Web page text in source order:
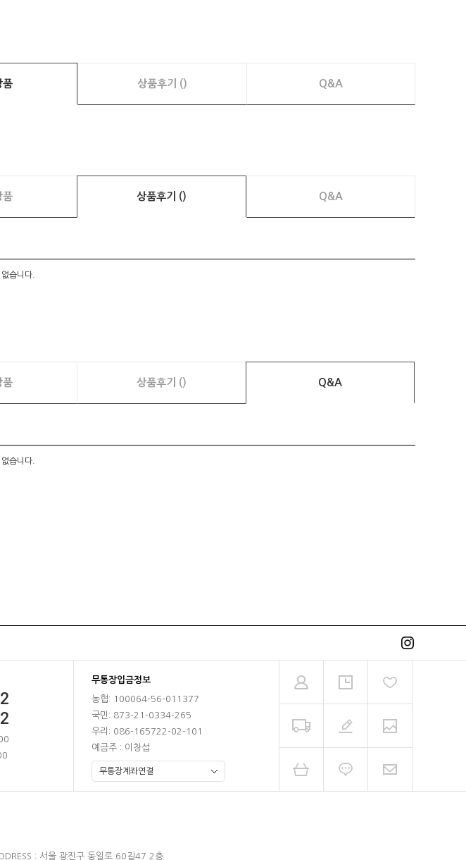
품 상품후기 () Q&A
품 상품후기 () Q&A
습니다.
품 상품후기 () Q&A
습니다.
무통장입금정보
농협: 100064-56-011377
국민: 873-21-0334-265
우리: 086-165722-02-101
예금주 : 이창섭
: 서울 광진구 동일로 60길47 2층